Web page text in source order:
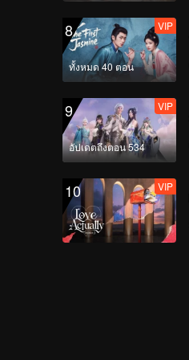
8
ทั้งหมด 40 ตอน
VIP
9
อัปเดตถึงตอน 534
VIP
10 VIP